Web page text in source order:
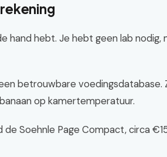
hand hebt. Je hebt geen lab nodig,
betrouwbare voedingsdatabase.
op kamertemperatuur.
de Soehnle Page Compact, circa